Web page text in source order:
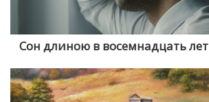
Сон длиною в восемнадцать лет